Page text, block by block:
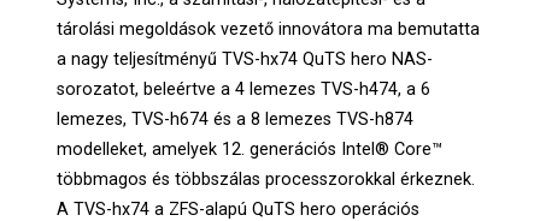
tárolási megoldások vezető innovátora ma bemutatta
a nagy teljesítményű TVS-hx74 QuTS hero NAS-
sorozatot, beleértve a 4 lemezes TVS-h474, a 6
lemezes, TVS-h674 és a 8 lemezes TVS-h874
modelleket, amelyek 12. generációs Intel® Core™
többmagos és többszálas processzorokkal érkeznek.
A TVS-hx74 a ZFS-alapú QuTS hero operációs